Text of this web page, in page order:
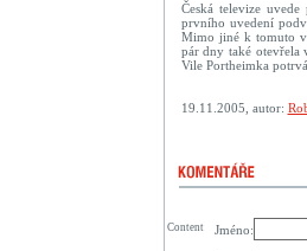
Česká televize
prvního uvedení
Mimo jiné k tomuto
pár dny také otevřela
Vile Portheimka
19.11.2005, autor:
Jméno:
Content